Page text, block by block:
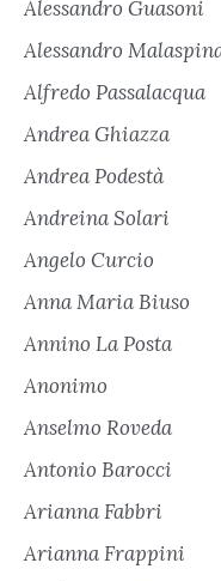
Alessandro Guasoni
Alessandro
Alfredo Passalacqua
Andrea Ghiazza
Andrea Podestà
Andreina Solari
Angelo Curcio
Anna Maria Biuso
Annino La Posta
Anonimo
Anselmo Roveda
Antonio Barocci
Arianna Fabbri
Arianna Frappini